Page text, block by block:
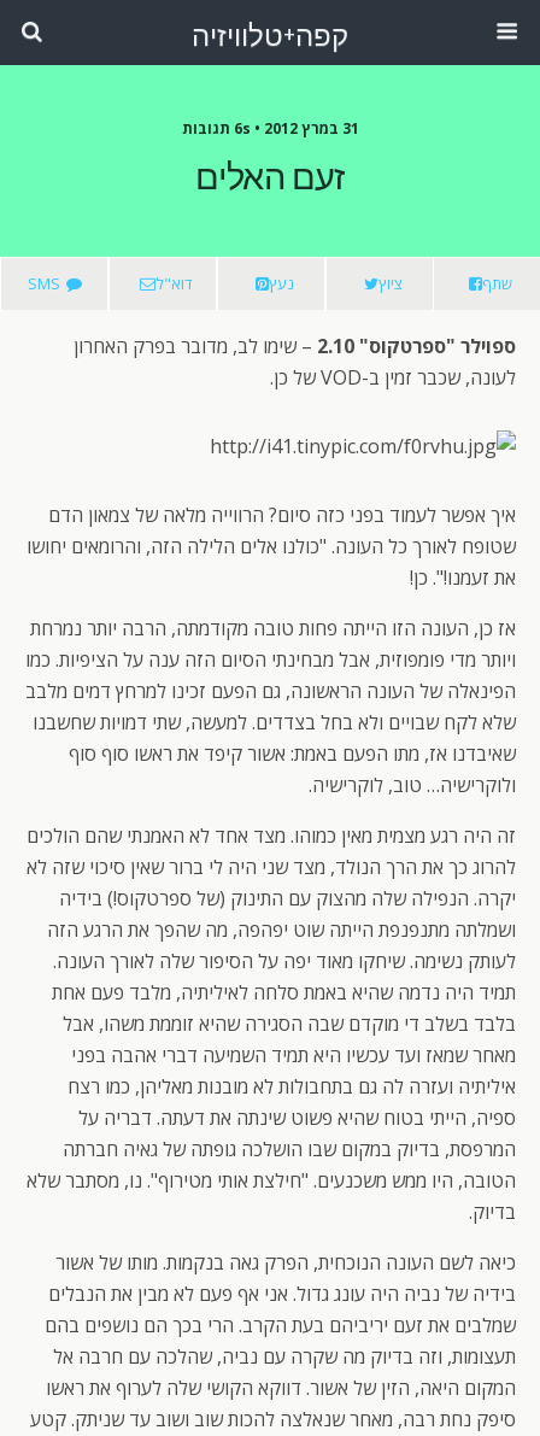
קפה+טלוויזיה
31 במרץ 2012 • 6s תגובות
זעם האלים
שתף ציוץ נעץ דוא"ל SMS
ספוילר "ספרטקוס" 2.10
– שימו לב, מדובר בפרק האחרון
לעונה, שכבר זמין ב-VOD של כן.
איך אפשר לעמוד בפני כזה סיום? הרווייה מלאה של צמאון הדם
שטופח לאורך כל העונה. "כולנו אלים הלילה הזה, והרומאים יחושו
את זעמנו!". כן!
אז כן, העונה הזו הייתה פחות טובה מקודמתה, הרבה יותר נמרחת
ויותר מדי פומפוזית, אבל מבחינתי הסיום הזה ענה על הציפיות. כמו
הפינאלה של העונה הראשונה, גם הפעם זכינו למרחץ דמים מלבב
שלא לקח שבויים ולא בחל בצדדים. למעשה, שתי דמויות שחשבנו
שאיבדנו אז, מתו הפעם באמת: אשור קיפד את ראשו סוף סוף
ולוקרישיה… טוב, לוקרישיה.
זה היה רגע מצמית מאין כמוהו. מצד אחד לא האמנתי שהם הולכים
להרוג כך את הרך הנולד, מצד שני היה לי ברור שאין סיכוי שזה לא
יקרה. הנפילה שלה מהצוק עם התינוק (של ספרטקוס!) בידיה
ושמלתה מתנפנפת הייתה שוט יפהפה, מה שהפך את הרגע הזה
לעותק נשימה. שיחקו מאוד יפה על הסיפור שלה לאורך העונה.
תמיד היה נדמה שהיא באמת סלחה לאיליתיה, מלבד פעם אחת
בלבד בשלב די מוקדם שבה הסגירה שהיא זוממת משהו, אבל
מאחר שמאז ועד עכשיו היא תמיד השמיעה דברי אהבה בפני
איליתיה ועזרה לה גם בתחבולות לא מובנות מאליהן, כמו רצח
ספיה, הייתי בטוח שהיא פשוט שינתה את דעתה. דבריה על
המרפסת, בדיוק במקום שבו הושלכה גופתה של גאיה חברתה
הטובה, היו ממש משכנעים. "חילצת אותי מטירוף". נו, מסתבר שלא
בדיוק.
כיאה לשם העונה הנוכחית, הפרק גאה בנקמות. מותו של אשור
בידיה של נביה היה עונג גדול. אני אף פעם לא מבין את הנבלים
שמלבים את זעם יריביהם בעת הקרב. הרי בכך הם נושפים בהם
תעצומות, וזה בדיוק מה שקרה עם נביה, שהלכה עם חרבה אל
המקום היאה, הזין של אשור. דווקא הקושי שלה לערוף את ראשו
סיפק נחת רבה, מאחר שנאלצה להכות שוב ושוב עד שניתק. קטע